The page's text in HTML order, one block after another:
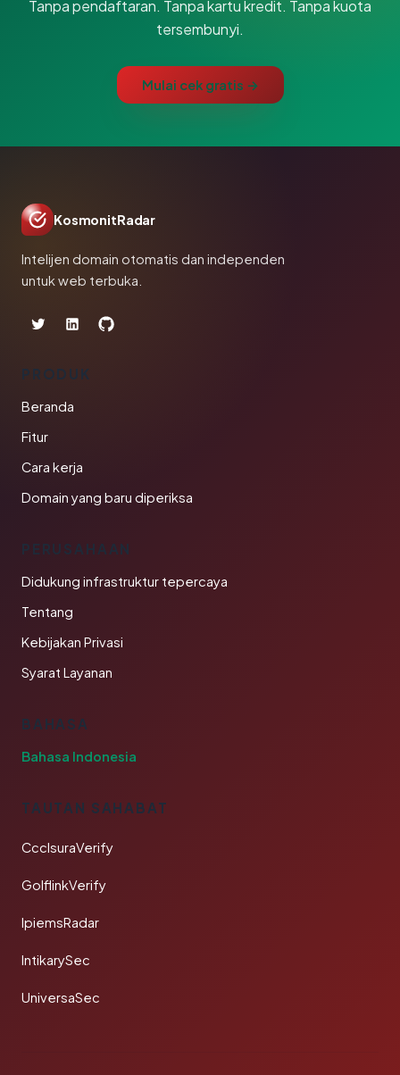
Tanpa pendaftaran. Tanpa kartu kredit. Tanpa kuota
tersembunyi.
Mulai cek gratis →
KosmonitRadar
Intelijen domain otomatis dan independen
untuk web terbuka.
PRODUK
Beranda
Fitur
Cara kerja
Domain yang baru diperiksa
PERUSAHAAN
Didukung infrastruktur tepercaya
Tentang
Kebijakan Privasi
Syarat Layanan
BAHASA
Bahasa Indonesia
TAUTAN SAHABAT
CcclsuraVerify
GolflinkVerify
IpiemsRadar
IntikarySec
UniversaSec